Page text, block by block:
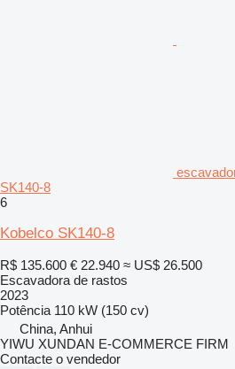
SK140-8
6
Kobelco SK140-8
R$ 135.600 € 22.940 ≈ US$ 26.500
Escavadora de rastos
2023
Potência 110 kW (150 cv)
China, Anhui
YIWU XUNDAN E-COMMERCE FIRM
Contacte o vendedor